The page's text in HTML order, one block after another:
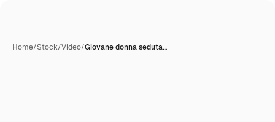
Home/Stock/Video/Giovane donna seduta…